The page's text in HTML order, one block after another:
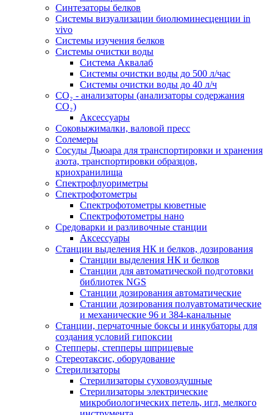
Синтезаторы белков
Системы визуализации биолюминесценции in
vivo
Системы изучения белков
Системы очистки воды
Система Аквалаб
Системы очистки воды до 500 л/час
Системы очистки воды до 40 л/ч
СО₂ - анализаторы (анализаторы содержания
СО₂)
Аксессуары
Соковыжималки, валовой пресс
Солемеры
Сосуды Дьюара для транспортировки и хранения
азота, транспортировки образцов,
криохранилища
Спектрофлуориметры
Спектрофотометры
Спектрофотометры кюветные
Спектрофотометры нано
Средоварки и разливочные станции
Аксессуары
Станции выделения НК и белков, дозирования
Станции выделения НК и белков
Станции для автоматической подготовки
библиотек NGS
Станции дозирования автоматические
Станции дозирования полуавтоматические
и механические 96 и 384-канальные
Станции, перчаточные боксы и инкубаторы для
создания условий гипоксии
Степперы, степперы шприцевые
Стереотаксис, оборудование
Стерилизаторы
Стерилизаторы суховоздушные
Стерилизаторы электрические
микробиологических петель, игл, мелкого